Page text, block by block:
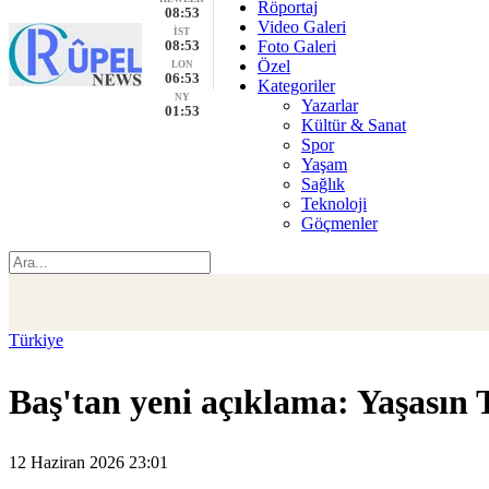
08:53
İST
08:53
LON
06:53
NY
01:53
Röportaj
Video Galeri
Foto Galeri
Özel
Kategoriler
Yazarlar
Kültür & Sanat
Spor
Yaşam
Sağlık
Teknoloji
Göçmenler
Türkiye
Baş'tan yeni açıklama: Yaşasın
12 Haziran 2026 23:01